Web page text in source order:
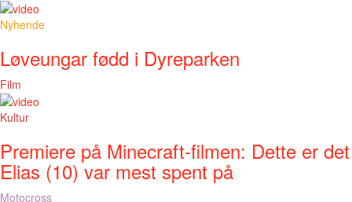
Nyhende
Løveungar fødd i Dyreparken
Film
Kultur
Premiere på Minecraft-filmen: Dette er det
Elias (10) var mest spent på
Motocross